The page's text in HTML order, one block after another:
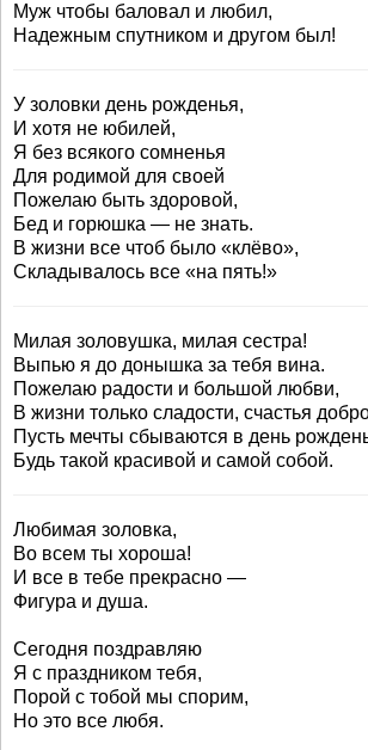
Муж чтобы баловал и любил,
Надежным спутником и другом был!
У золовки день рожденья,
И хотя не юбилей,
Я без всякого сомненья
Для родимой для своей
Пожелаю быть здоровой,
Бед и горюшка — не знать.
В жизни все чтоб было «клёво»,
Складывалось все «на пять!»
Милая золовушка, милая сестра!
Выпью я до донышка за тебя вина.
Пожелаю радости и большой любви,
В жизни только сладости, счастья
Пусть мечты сбываются в день
Будь такой красивой и самой собой.
Любимая золовка,
Во всем ты хороша!
И все в тебе прекрасно —
Фигура и душа.
Сегодня поздравляю
Я с праздником тебя,
Порой с тобой мы спорим,
Но это все любя.